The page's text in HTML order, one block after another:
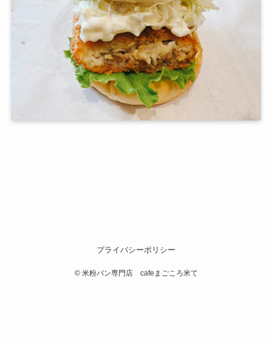
プライバシーポリシー
©米粉パン専門店 cafeまごころ米て